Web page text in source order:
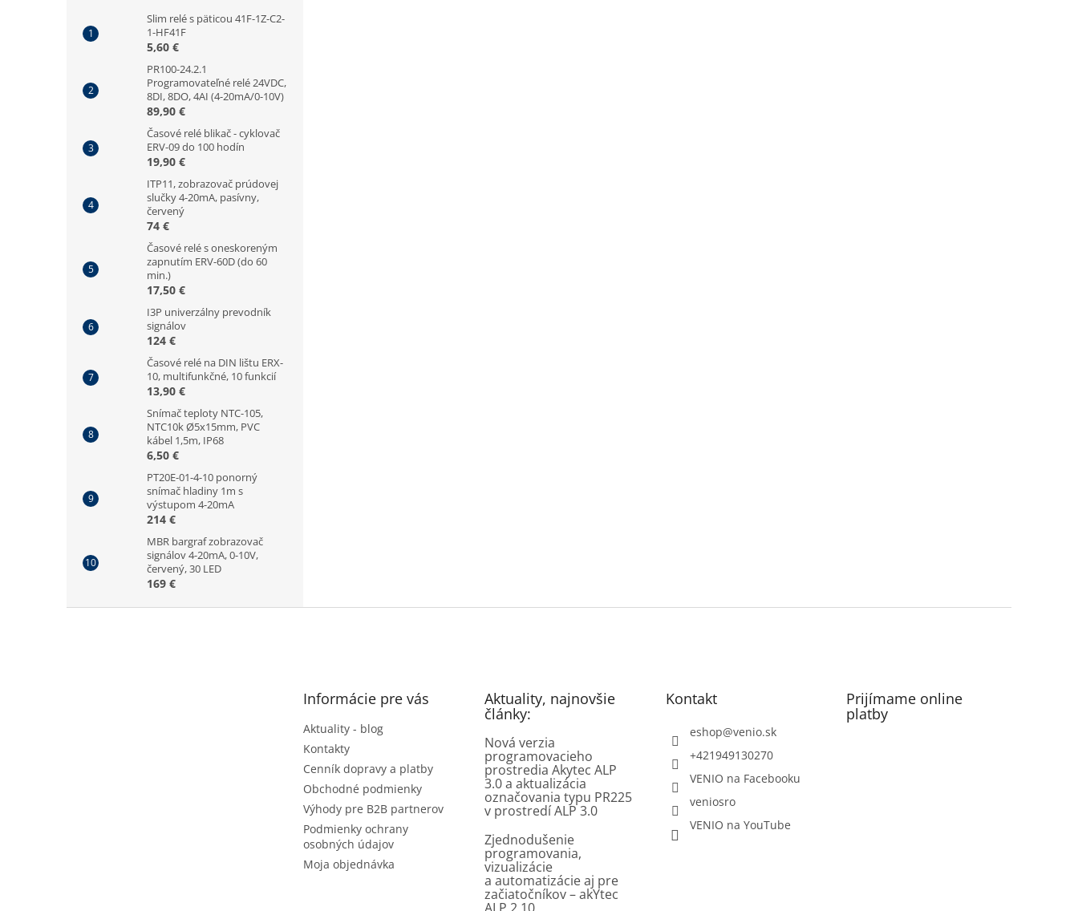
Slim relé s päticou 41F-1Z-C2-
1-HF41F
5,60 €
PR100-24.2.1
Programovateľné relé 24VDC,
8DI, 8DO, 4AI (4-20mA/0-10V)
89,90 €
Časové relé blikač - cyklovač
ERV-09 do 100 hodín
19,90 €
ITP11, zobrazovač prúdovej
slučky 4-20mA, pasívny,
červený
74 €
Časové relé s oneskoreným
zapnutím ERV-60D (do 60
min.)
17,50 €
I3P univerzálny prevodník
signálov
124 €
Časové relé na DIN lištu ERX-
10, multifunkčné, 10 funkcií
13,90 €
Snímač teploty NTC-105,
NTC10k Ø5x15mm, PVC
kábel 1,5m, IP68
6,50 €
PT20E-01-4-10 ponorný
snímač hladiny 1m s
výstupom 4-20mA
214 €
MBR bargraf zobrazovač
signálov 4-20mA, 0-10V,
červený, 30 LED
169 €
Informácie pre vás
Aktuality - blog
Kontakty
Cenník dopravy a platby
Obchodné podmienky
Výhody pre B2B partnerov
Podmienky ochrany
osobných údajov
Moja objednávka
Aktuality, najnovšie
články:
Nová verzia
programovacieho
prostredia Akytec ALP
3.0 a aktualizácia
označovania typu PR225
v prostredí ALP 3.0
Zjednodušenie
programovania,
vizualizácie
a automatizácie aj pre
začiatočníkov – akYtec
Kontakt
eshop@venio.sk
+421949130270
VENIO na Facebooku
veniosro
VENIO na YouTube
Prijímame online
platby